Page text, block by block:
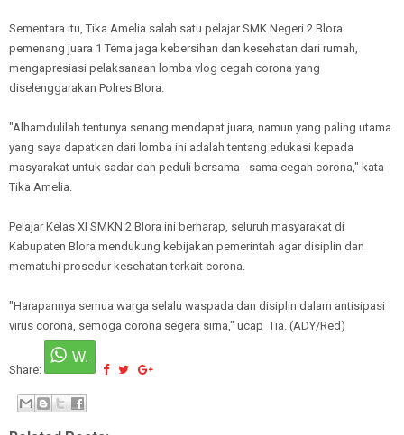
Sementara itu, Tika Amelia salah satu pelajar SMK Negeri 2 Blora
pemenang juara 1 Tema jaga kebersihan dan kesehatan dari rumah,
mengapresiasi pelaksanaan lomba vlog cegah corona yang
diselenggarakan Polres Blora.
"Alhamdulilah tentunya senang mendapat juara, namun yang paling utama
yang saya dapatkan dari lomba ini adalah tentang edukasi kepada
masyarakat untuk sadar dan peduli bersama - sama cegah corona," kata
Tika Amelia.
Pelajar Kelas XI SMKN 2 Blora ini berharap, seluruh masyarakat di
Kabupaten Blora mendukung kebijakan pemerintah agar disiplin dan
mematuhi prosedur kesehatan terkait corona.
"Harapannya semua warga selalu waspada dan disiplin dalam antisipasi
virus corona, semoga corona segera sirna," ucap Tia. (ADY/Red)
Share: